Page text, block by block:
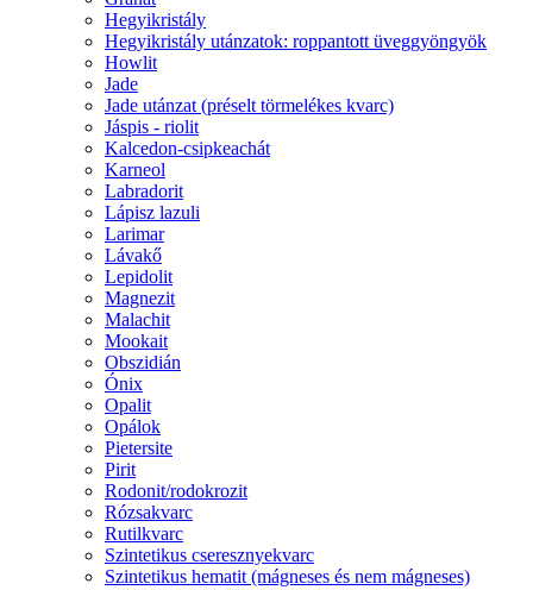
Hegyikristály
Hegyikristály utánzatok: roppantott üveggyöngyök
Howlit
Jade
Jade utánzat (préselt törmelékes kvarc)
Jáspis - riolit
Kalcedon-csipkeachát
Karneol
Labradorit
Lápisz lazuli
Larimar
Lávakő
Lepidolit
Magnezit
Malachit
Mookait
Obszidián
Ónix
Opalit
Opálok
Pietersite
Pirit
Rodonit/rodokrozit
Rózsakvarc
Rutilkvarc
Szintetikus cseresznyekvarc
Szintetikus hematit (mágneses és nem mágneses)